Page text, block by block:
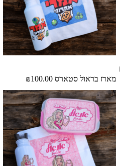
מארז בראול סטארס ₪100.00